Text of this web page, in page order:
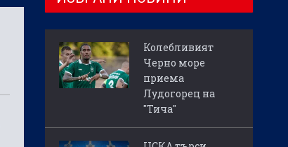
Колебливият
Черно море
приема
Лудогорец на
"Тича"